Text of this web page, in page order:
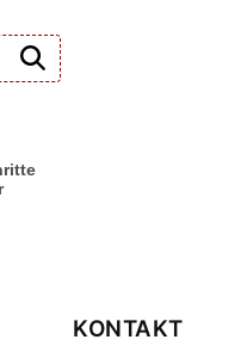
KONTAKT